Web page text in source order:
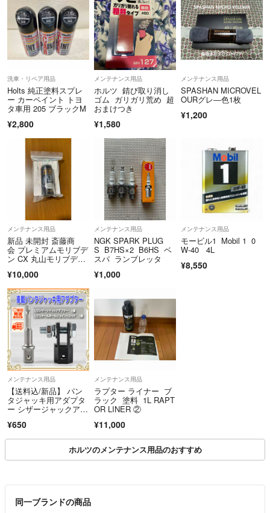
洗車・リペア用品
Holts 純正塗料スプレ
ー カーペイント トヨ
タ車用 205 ブラックM
¥2,800
メンテナンス用品
ホルツ 錆び取り消し
ゴム ガリガリ荒め 超
おまけつき
¥1,580
メンテナンス用品
SPASHAN MICROVEL
OURグレ―色1枚
¥1,200
メンテナンス用品
新品 未開封 斎藤商
会 プレミアムモリブデ
ン CX 丸山モリブデ
¥10,000
メンテナンス用品
NGK SPARK PLUG
S B7HS×2 B6HS ベ
スパ ランブレッタ
¥1,000
メンテナンス用品
モービル1 Mobil 1 0
W-40 4L
¥8,550
メンテナンス用品
【送料込/新品】 パン
タジャッキ用アダプタ
ー シザージャックアダ
ー タイヤ交換 工具 ㉓
¥650
メンテナンス用品
ラプター ライナー ブ
ラック 塗料 1L RAPT
OR LINER ②
¥11,000
ホルツのメンテナンス用品のおすすめ
同一ブランドの商品